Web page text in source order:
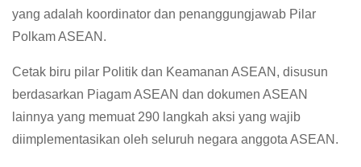
yang adalah koordinator dan penanggungjawab Pilar
Polkam ASEAN.
Cetak biru pilar Politik dan Keamanan ASEAN, disusun
berdasarkan Piagam ASEAN dan dokumen ASEAN
lainnya yang memuat 290 langkah aksi yang wajib
diimplementasikan oleh seluruh negara anggota ASEAN.